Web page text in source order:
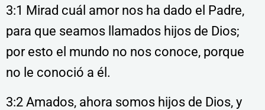
3:1 Mirad cuál amor nos ha dado el Padre,
para que seamos llamados hijos de Dios;
por esto el mundo no nos conoce, porque
no le conoció a él.
3:2 Amados, ahora somos hijos de Dios, y